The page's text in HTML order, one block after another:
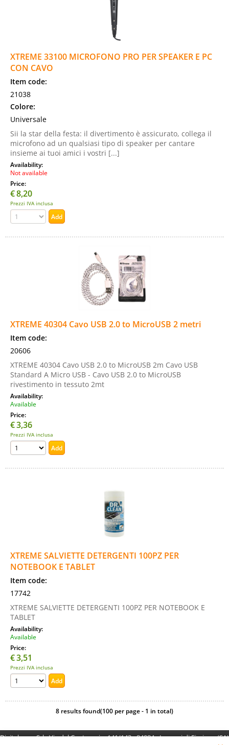
XTREME 33100 MICROFONO PRO PER SPEAKER E PC
CON CAVO
Item code:
21038
Colore:
Universale
Sii la star della festa: il divertimento è assicurato, collega il
microfono ad un qualsiasi tipo di speaker per cantare
insieme ai tuoi amici i vostri [...]
Availability:
Not available
Price:
€8,20
Prezzi IVA inclusa
XTREME 40304 Cavo USB 2.0 to MicroUSB 2 metri
Item code:
20606
XTREME 40304 Cavo USB 2.0 to MicroUSB 2m Cavo USB
Standard A Micro USB - Cavo USB 2.0 to MicroUSB
rivestimento in tessuto 2mt
Availability:
Available
Price:
€3,36
Prezzi IVA inclusa
XTREME SALVIETTE DETERGENTI 100PZ PER
NOTEBOOK E TABLET
Item code:
17742
XTREME SALVIETTE DETERGENTI 100PZ PER NOTEBOOK E
TABLET
Availability:
Available
Price:
€3,51
Prezzi IVA inclusa
8 results found(100 per page - 1 in total)
Digitalrama Srl - Via del Centenario, 141/143 - 84084 - Lancusi di Fisciano (SA)